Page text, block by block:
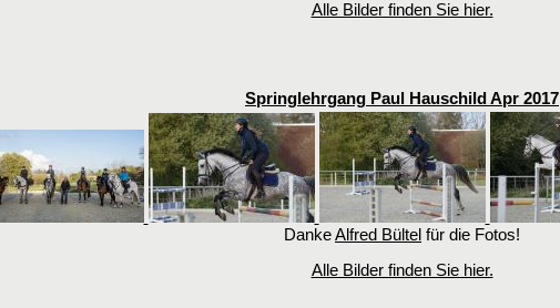
Alle Bilder finden Sie hier.
Springlehrgang Paul Hauschild Apr 2017
DankeAlfred Bültel für die Fotos!
Alle Bilder finden Sie hier.